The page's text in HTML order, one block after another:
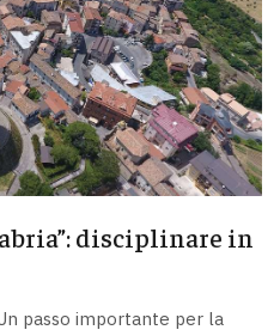
disciplinare in
passo importante per la